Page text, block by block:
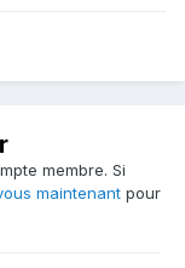
membre. Si
maintenant pour